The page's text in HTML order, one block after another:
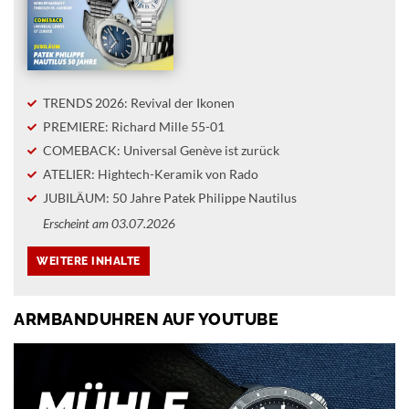
TRENDS 2026: Revival der Ikonen
PREMIERE: Richard Mille 55-01
COMEBACK: Universal Genève ist zurück
ATELIER: Hightech-Keramik von Rado
JUBILÄUM: 50 Jahre Patek Philippe Nautilus
Erscheint am 03.07.2026
ARMBANDUHREN AUF YOUTUBE